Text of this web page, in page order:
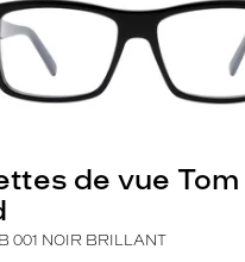
de vue Tom
001 NOIR BRILLANT